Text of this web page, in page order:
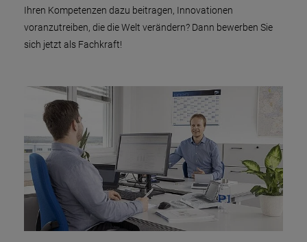
Ihren Kompetenzen dazu beitragen, Innovationen
voranzutreiben, die die Welt verändern? Dann bewerben Sie
sich jetzt als Fachkraft!